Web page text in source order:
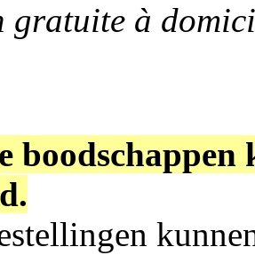
gratuite à